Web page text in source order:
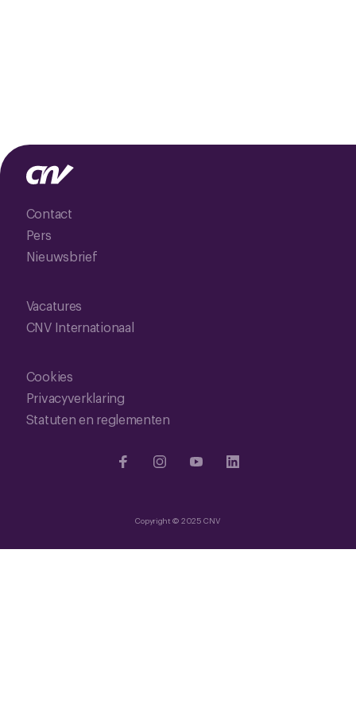
Contact
Pers
Nieuwsbrief
Vacatures
CNV Internationaal
Cookies
Privacyverklaring
Statuten en reglementen
Copyright © 2025 CNV